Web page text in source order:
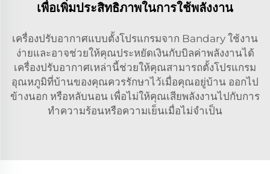
เพื่อเพิ่มประสิทธิภาพในการใช้พลังงาน
เครื่องปรับอากาศแบบตั้งโปรแกรมจาก Bandary ใช้งาน
ง่ายและอาจช่วยให้คุณประหยัดเงินกับบิลค่าพลังงานได้
เครื่องปรับอากาศเหล่านี้ช่วยให้คุณสามารถตั้งโปรแกรม
อุณหภูมิที่บ้านของคุณควรรักษาไว้เมื่อคุณอยู่บ้าน ออกไป
ข้างนอก หรือหลับนอน เพื่อไม่ให้คุณเสียพลังงานไปกับการ
ทำความร้อนหรือความเย็นเมื่อไม่จำเป็น